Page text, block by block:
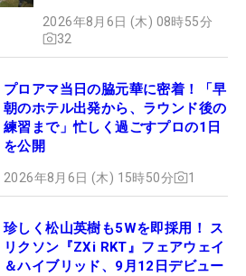
2026年8月6日 (木) 08時55分
32
プロアマ当日の脇元華に密着！「早
朝のホテル出発から、ラウンド後の
練習まで」忙しく過ごすプロの1日
を公開
2026年8月6日 (木) 15時50分 1
珍しく松山英樹も5Wを即採用！ ス
リクソン『ZXi RKT』フェアウェイ
＆ハイブリッド、9月12日デビュー